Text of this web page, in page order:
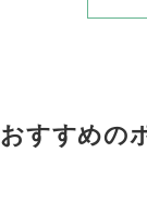
おすすめの